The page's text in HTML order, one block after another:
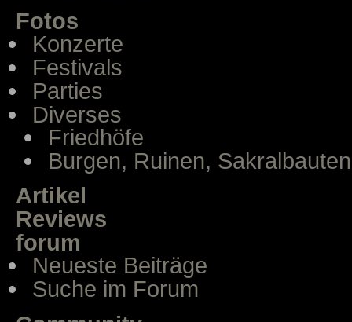
Fotos
Konzerte
Festivals
Parties
Diverses
Friedhöfe
Burgen, Ruinen, Sakralbauten
Artikel
Reviews
forum
Neueste Beiträge
Suche im Forum